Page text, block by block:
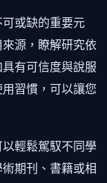
或缺的重要元
源，瞭解研究依
有可信度與說服
習慣，可以讓您
輕鬆駕馭不同學
期刊、書籍或相